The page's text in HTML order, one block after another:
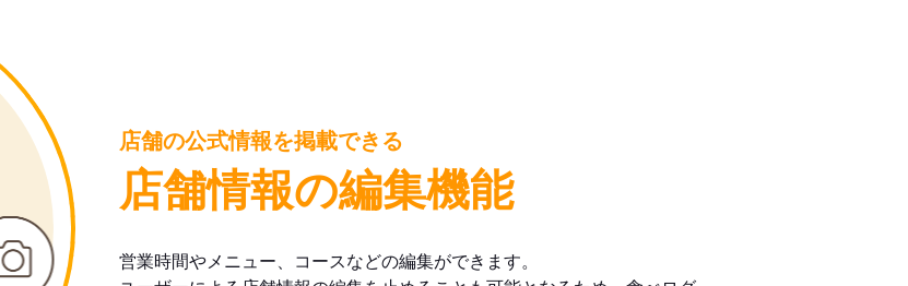
店舗の公式情報を掲載できる
店舗情報の編集機能
営業時間やメニュー、コースなどの編集ができます。